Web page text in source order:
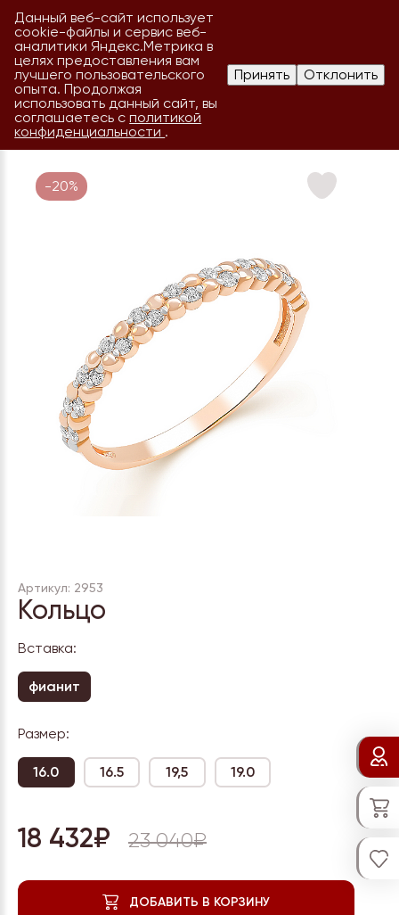
-20%
Артикул: 2953
Кольцо
Вставка:
фианит
Размер:
16.0 16.5 19,5 19.0
18 432₽ 23 040₽
Данный веб-сайт использует
cookie-файлы и сервис веб-
аналитики Яндекс.Метрика в
целях предоставления вам
лучшего пользовательского
опыта. Продолжая
использовать данный сайт, вы
соглашаетесь сполитикой
конфиденциальности .
Принять Отклонить